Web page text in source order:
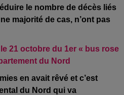
le nombre de décès liés
majorité de cas, n’ont pas
21 octobre du 1er « bus rose
du Nord
en avait rêvé et c’est
du Nord qui va